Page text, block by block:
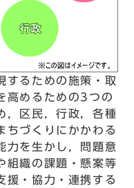
るための施策・取
高めるための3つの
，区民，行政，各種
ちづくりにかかわる
力を生かし，問題意
組織の課題・懸案等
援・協力・連携する